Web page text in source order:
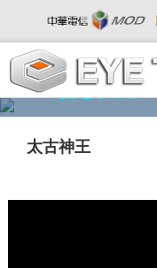
精彩影音
太古神王